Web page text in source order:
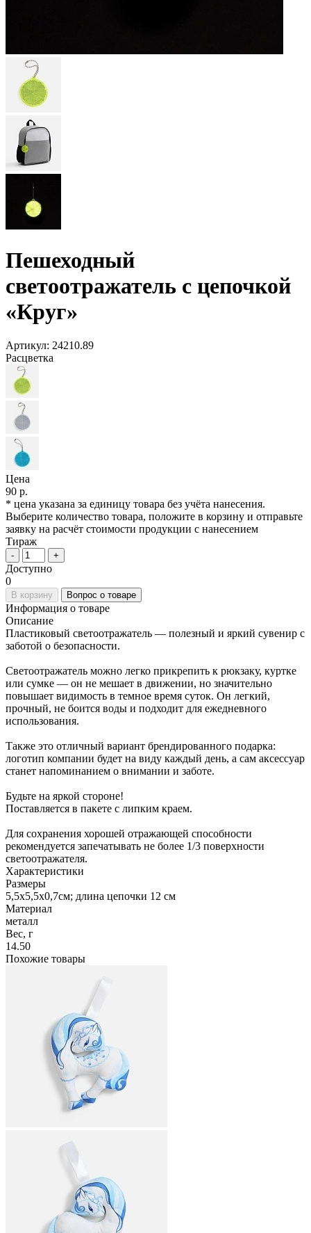
Пешеходный
светоотражатель с цепочкой
«Круг»
Артикул: 24210.89
Расцветка
Цена
90 р.
* цена указана за единицу товара без учёта нанесения.
Выберите количество товара, положите в корзину и отправьте
заявку на расчёт стоимости продукции с нанесением
Тираж
- +
Доступно
0
В корзину Вопрос о товаре
Информация о товаре
Описание
Пластиковый светоотражатель — полезный и яркий сувенир с
заботой о безопасности.
Светоотражатель можно легко прикрепить к рюкзаку, куртке
или сумке — он не мешает в движении, но значительно
повышает видимость в темное время суток. Он легкий,
прочный, не боится воды и подходит для ежедневного
использования.
Также это отличный вариант брендированного подарка:
логотип компании будет на виду каждый день, а сам аксессуар
станет напоминанием о внимании и заботе.
Будьте на яркой стороне!
Поставляется в пакете с липким краем.
Для сохранения хорошей отражающей способности
рекомендуется запечатывать не более 1/3 поверхности
светоотражателя.
Характеристики
Размеры
5,5х5,5х0,7см; длина цепочки 12 см
Материал
металл
Вес, г
14.50
Похожие товары